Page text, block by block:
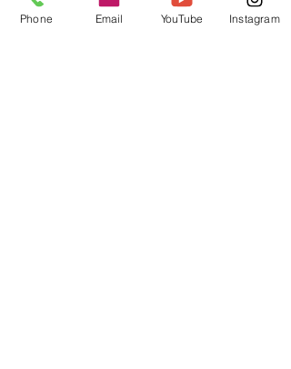
Phone Email YouTube Instagram